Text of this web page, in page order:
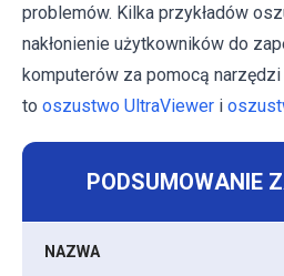
problemów. Kilka przykładów
nakłonienie użytkowników do
komputerów za pomocą
to oszustwo UltraViewer i
PODSUMOWANIE
NAZWA